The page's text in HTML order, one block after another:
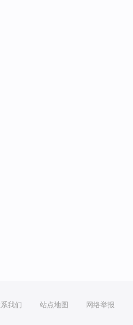
我们 站点地图 网络举报